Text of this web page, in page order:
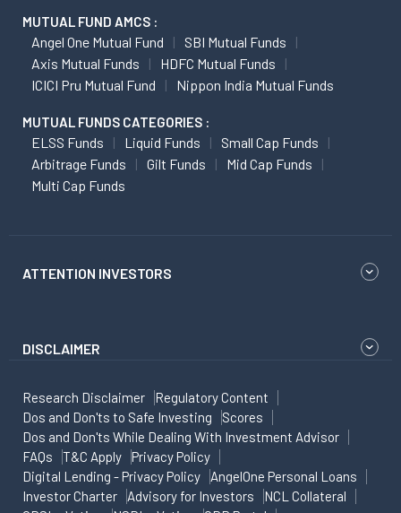
MUTUAL FUND AMCS :
Angel One Mutual Fund
SBI Mutual Funds
Axis Mutual Funds
HDFC Mutual Funds
ICICI Pru Mutual Fund
Nippon India Mutual Funds
MUTUAL FUNDS CATEGORIES :
ELSS Funds Liquid Funds
Small Cap Funds
Arbitrage Funds
Gilt Funds
Mid Cap Funds
Multi Cap Funds
ATTENTION INVESTORS
DISCLAIMER
Research Disclaimer
Regulatory Content
Dos and Don'ts to Safe Investing
Scores
Dos and Don'ts While Dealing With Investment Advisor
FAQs
T&C Apply
Privacy Policy
Digital Lending - Privacy Policy
AngelOne Personal Loans
Investor Charter
Advisory for Investors
NCL Collateral